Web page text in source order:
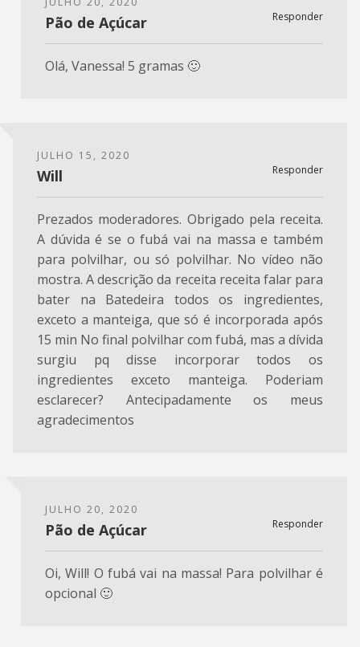
Responder
Pão de Açúcar
Olá, Vanessa! 5 gramas 🙂
JULHO 15, 2020
Responder
Will
Prezados moderadores. Obrigado pela receita.
A dúvida é se o fubá vai na massa e também
para polvilhar, ou só polvilhar. No vídeo não
mostra. A descrição da receita receita falar para
bater na Batedeira todos os ingredientes,
exceto a manteiga, que só é incorporada após
15 min No final polvilhar com fubá, mas a dívida
surgiu pq disse incorporar todos os
ingredientes exceto manteiga. Poderiam
esclarecer? Antecipadamente os meus
agradecimentos
JULHO 20, 2020
Responder
Pão de Açúcar
Oi, Will! O fubá vai na massa! Para polvilhar é
opcional 🙂